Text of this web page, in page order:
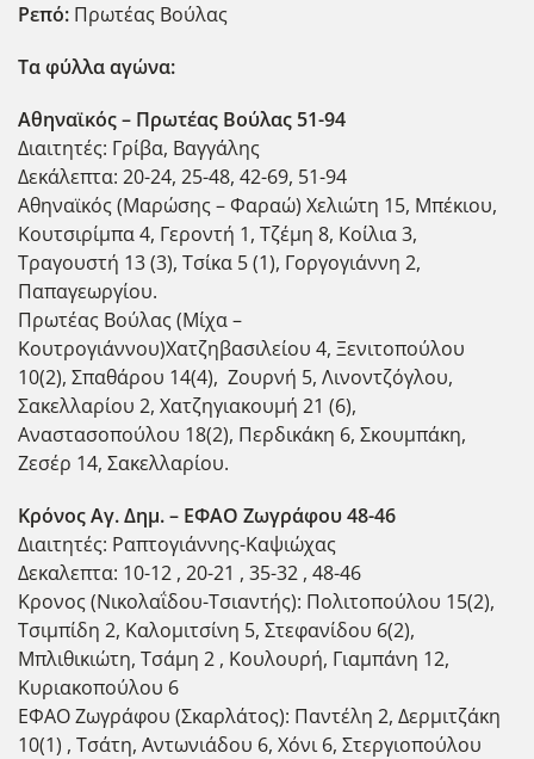
Ρεπό: Πρωτέας Βούλας
Τα φύλλα αγώνα:
Αθηναϊκός – Πρωτέας Βούλας 51-94
Διαιτητές: Γρίβα, Βαγγάλης
Δεκάλεπτα: 20-24, 25-48, 42-69, 51-94
Αθηναϊκός (Μαρώσης – Φαραώ) Χελιώτη 15, Μπέκιου,
Κουτσιρίμπα 4, Γεροντή 1, Τζέμη 8, Κοίλια 3,
Τραγουστή 13 (3), Τσίκα 5 (1), Γοργογιάννη 2,
Παπαγεωργίου.
Πρωτέας Βούλας (Μίχα –
Κουτρογιάννου)Χατζηβασιλείου 4, Ξενιτοπούλου
10(2), Σπαθάρου 14(4), Ζουρνή 5, Λινοντζόγλου,
Σακελλαρίου 2, Χατζηγιακουμή 21 (6),
Αναστασοπούλου 18(2), Περδικάκη 6, Σκουμπάκη,
Ζεσέρ 14, Σακελλαρίου.
Κρόνος Αγ. Δημ. – ΕΦΑΟ Ζωγράφου 48-46
Διαιτητές: Ραπτογιάννης-Καψιώχας
Δεκαλεπτα: 10-12 , 20-21 , 35-32 , 48-46
Κρονος (Νικολαΐδου-Τσιαντής): Πολιτοπούλου 15(2),
Τσιμπίδη 2, Καλομιτσίνη 5, Στεφανίδου 6(2),
Μπλιθικιώτη, Τσάμη 2 , Κουλουρή, Γιαμπάνη 12,
Κυριακοπούλου 6
ΕΦΑΟ Ζωγράφου (Σκαρλάτος): Παντέλη 2, Δερμιτζάκη
10(1) , Τσάτη, Αντωνιάδου 6, Χόνι 6, Στεργιοπούλου